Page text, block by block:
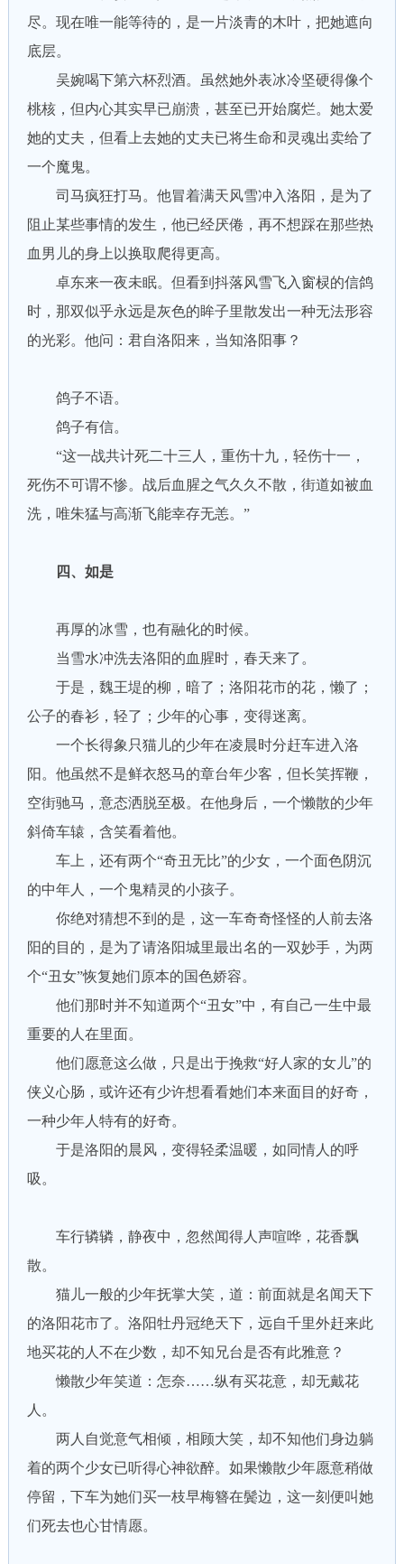
尽。现在唯一能等待的，是一片淡青的木叶，把她遮向
底层。
吴婉喝下第六杯烈酒。虽然她外表冰冷坚硬得像个
桃核，但内心其实早已崩溃，甚至已开始腐烂。她太爱
她的丈夫，但看上去她的丈夫已将生命和灵魂出卖给了
一个魔鬼。
司马疯狂打马。他冒着满天风雪冲入洛阳，是为了
阻止某些事情的发生，他已经厌倦，再不想踩在那些热
血男儿的身上以换取爬得更高。
卓东来一夜未眠。但看到抖落风雪飞入窗棂的信鸽
时，那双似乎永远是灰色的眸子里散发出一种无法形容
的光彩。他问：君自洛阳来，当知洛阳事？
鸽子不语。
鸽子有信。
“这一战共计死二十三人，重伤十九，轻伤十一，
死伤不可谓不惨。战后血腥之气久久不散，街道如被血
洗，唯朱猛与高渐飞能幸存无恙。”
四、如是
再厚的冰雪，也有融化的时候。
当雪水冲洗去洛阳的血腥时，春天来了。
于是，魏王堤的柳，暗了；洛阳花市的花，懒了；
公子的春衫，轻了；少年的心事，变得迷离。
一个长得象只猫儿的少年在凌晨时分赶车进入洛
阳。他虽然不是鲜衣怒马的章台年少客，但长笑挥鞭，
空街驰马，意态洒脱至极。在他身后，一个懒散的少年
斜倚车辕，含笑看着他。
车上，还有两个“奇丑无比”的少女，一个面色阴沉
的中年人，一个鬼精灵的小孩子。
你绝对猜想不到的是，这一车奇奇怪怪的人前去洛
阳的目的，是为了请洛阳城里最出名的一双妙手，为两
个“丑女”恢复她们原本的国色娇容。
他们那时并不知道两个“丑女”中，有自己一生中最
重要的人在里面。
他们愿意这么做，只是出于挽救“好人家的女儿”的
侠义心肠，或许还有少许想看看她们本来面目的好奇，
一种少年人特有的好奇。
于是洛阳的晨风，变得轻柔温暖，如同情人的呼
吸。
车行辚辚，静夜中，忽然闻得人声喧哗，花香飘
散。
猫儿一般的少年抚掌大笑，道：前面就是名闻天下
的洛阳花市了。洛阳牡丹冠绝天下，远自千里外赶来此
地买花的人不在少数，却不知兄台是否有此雅意？
懒散少年笑道：怎奈……纵有买花意，却无戴花
人。
两人自觉意气相倾，相顾大笑，却不知他们身边躺
着的两个少女已听得心神欲醉。如果懒散少年愿意稍做
停留，下车为她们买一枝早梅簪在鬓边，这一刻便叫她
们死去也心甘情愿。